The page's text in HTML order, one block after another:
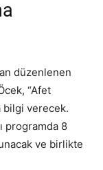
düzenlenen
“Afet
bilgi verecek.
programda 8
ve birlikte